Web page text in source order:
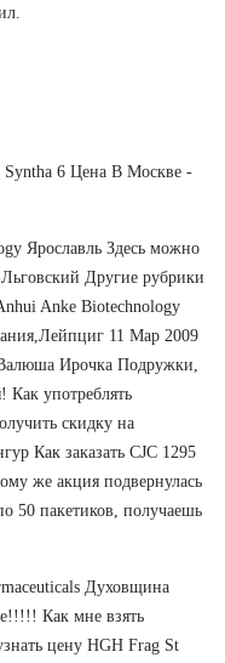
Syntha 6 Цена В Москве -
Ярославль Здесь можно
Другие рубрики
Anke Biotechnology
11 Мар 2009
Ирочка Подружки,
Как употреблять
скидку на
Как заказать CJC 1295
же акция подвернулась
50 пакетиков, получаешь
Духовщина
Как мне взять
цену HGH Frag St